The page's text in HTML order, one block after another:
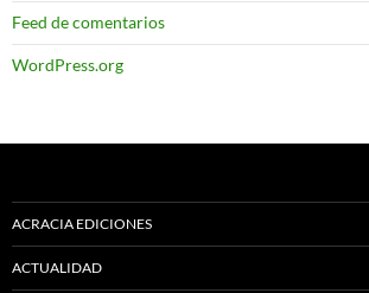
Feed de comentarios
WordPress.org
ACRACIA EDICIONES
ACTUALIDAD